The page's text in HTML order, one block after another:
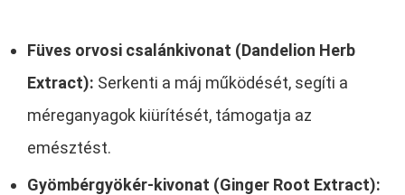
Füves orvosi csalánkivonat (Dandelion Herb
Extract): Serkenti a máj működését, segíti a
méreganyagok kiürítését, támogatja az
emésztést.
Gyömbérgyökér-kivonat (Ginger Root Extract):